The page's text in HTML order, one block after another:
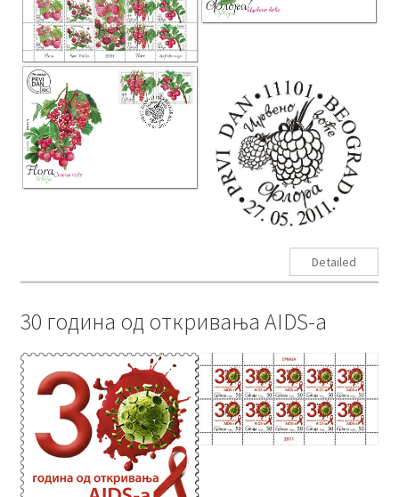
Detailed
30 година од откривања AIDS-а